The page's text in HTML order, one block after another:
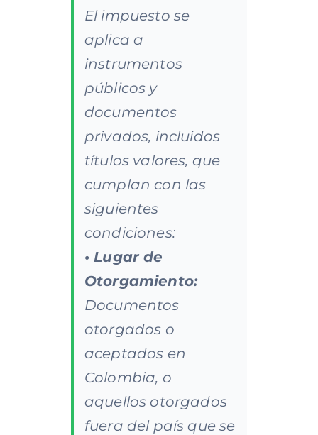
El impuesto se
aplica a
instrumentos
públicos y
documentos
privados, incluidos
títulos valores, que
cumplan con las
siguientes
condiciones:
• Lugar de
Otorgamiento:
Documentos
otorgados o
aceptados en
Colombia, o
aquellos otorgados
fuera del país que se